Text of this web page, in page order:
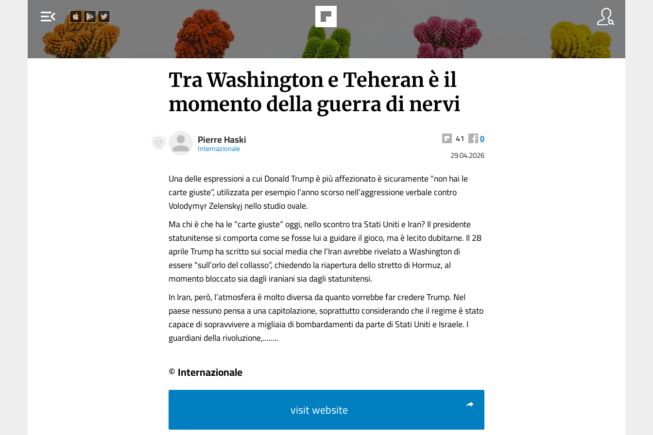
menu_open
Tra Washington e Teheran è il
momento della guerra di nervi
Pierre Haski
Internazionale
41 0
29.04.2026
Una delle espressioni a cui Donald Trump è più affezionato è sicuramente “non hai le
carte giuste”, utilizzata per esempio l’anno scorso nell’aggressione verbale contro
Volodymyr Zelenskyj nello studio ovale.
Ma chi è che ha le “carte giuste” oggi, nello scontro tra Stati Uniti e Iran? Il presidente
statunitense si comporta come se fosse lui a guidare il gioco, ma è lecito dubitarne. Il 28
aprile Trump ha scritto sui social media che l’Iran avrebbe rivelato a Washington di
essere “sull’orlo del collasso”, chiedendo la riapertura dello stretto di Hormuz, al
momento bloccato sia dagli iraniani sia dagli statunitensi.
In Iran, però, l’atmosfera è molto diversa da quanto vorrebbe far credere Trump. Nel
paese nessuno pensa a una capitolazione, soprattutto considerando che il regime è stato
capace di sopravvivere a migliaia di bombardamenti da parte di Stati Uniti e Israele. I
guardiani della rivoluzione,........
© Internazionale
visit website